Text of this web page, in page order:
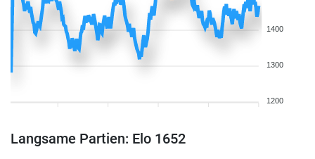
1400
1300
1200
Langsame Partien: Elo 1652